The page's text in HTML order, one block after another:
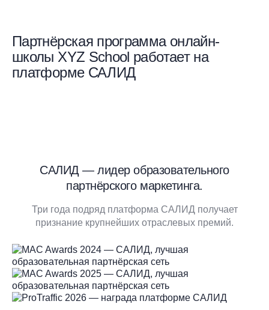
Партнёрская программа онлайн-
школы XYZ School работает на
платформе САЛИД
САЛИД — лидер образовательного
партнёрского маркетинга.
Три года подряд платформа САЛИД получает
признание крупнейших отраслевых премий.